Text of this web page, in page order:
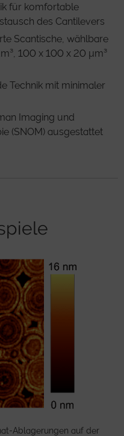
für komfortable
des Cantilevers
Scantische, wählbare
100 x 100 x 20 µm³
Technik mit minimaler
Imaging und
(SNOM) ausgestattet
Ablagerungen auf der